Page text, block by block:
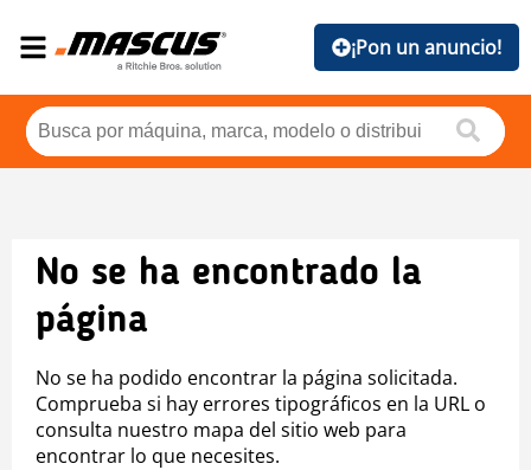
¡Pon un anuncio!
No se ha encontrado la
página
No se ha podido encontrar la página solicitada.
Comprueba si hay errores tipográficos en la URL o
consulta nuestro mapa del sitio web para
encontrar lo que necesites.